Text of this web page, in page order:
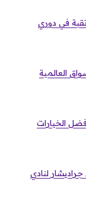
في دوري
العالمية
في البنوك 18 ديسمبر 2025.. أفضل الخيارات
لنادي